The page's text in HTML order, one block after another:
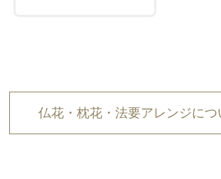
仏花・枕花・法要アレンジにつ